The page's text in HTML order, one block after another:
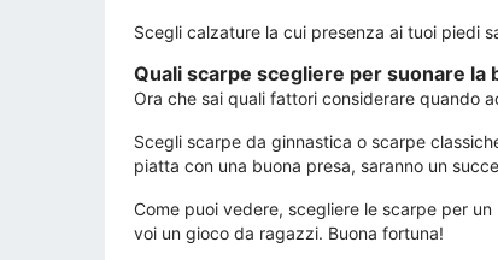
Scegli calzature la cui presenza ai tuoi piedi
Quali scarpe scegliere per suonare la
Ora che sai quali fattori considerare quando
Scegli scarpe da ginnastica o scarpe
piatta con una buona presa, saranno un
Come puoi vedere, scegliere le scarpe per
voi un gioco da ragazzi. Buona fortuna!